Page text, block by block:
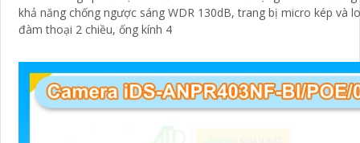
khả năng chống ngược sáng WDR 130dB, trang bị micro kép và
đàm thoại 2 chiều, ống kính 4